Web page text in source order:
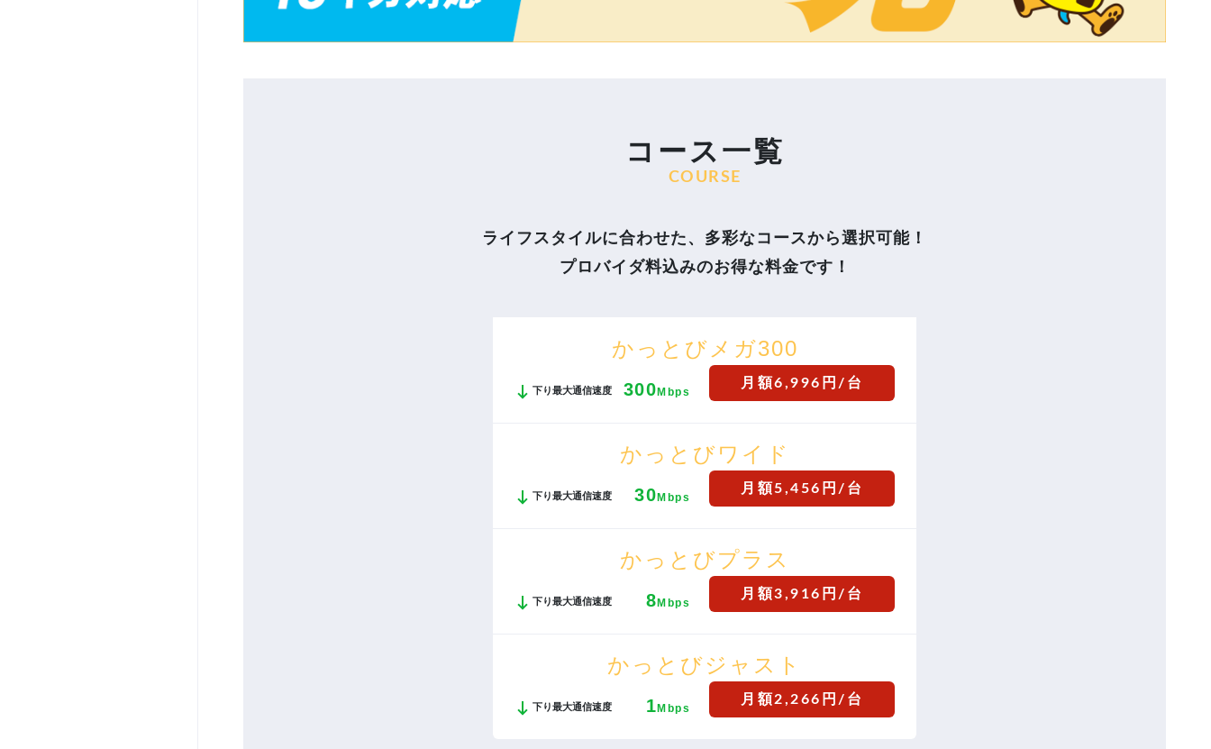
コース一覧
COURSE
ライフスタイルに合わせた、多彩なコースから選択可能！
プロバイダ料込みのお得な料金です！
かっとびメガ300
下り最大通信速度 300 Mbps
月額6,996円/台
かっとびワイド
下り最大通信速度 30 Mbps
月額5,456円/台
かっとびプラス
下り最大通信速度 8 Mbps
月額3,916円/台
かっとびジャスト
下り最大通信速度 1 Mbps
月額2,266円/台